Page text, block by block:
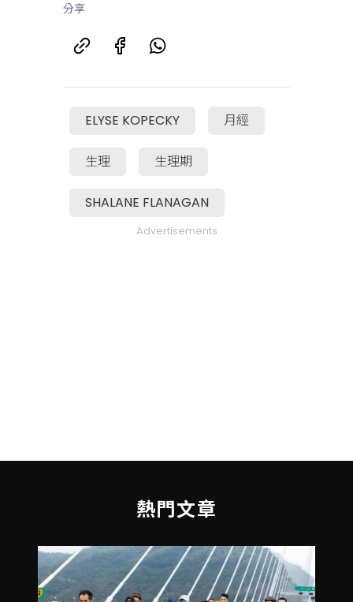
分享
ELYSE KOPECKY 月經
生理 生理期
SHALANE FLANAGAN
Advertisements
熱門文章